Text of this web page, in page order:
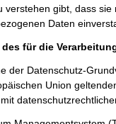
verstehen gibt, dass
Daten
für die
der Datenschutz-
Union